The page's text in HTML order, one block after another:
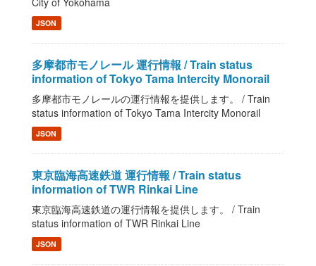
JSON
多摩都市モノレール 運行情報 / Train status
information of Tokyo Tama Intercity Monorail
多摩都市モノレールの運行情報を提供します。 / Train
status information of Tokyo Tama Intercity Monorail
JSON
東京臨海高速鉄道 運行情報 / Train status
information of TWR Rinkai Line
東京臨海高速鉄道の運行情報を提供します。 / Train
status information of TWR Rinkai Line
JSON